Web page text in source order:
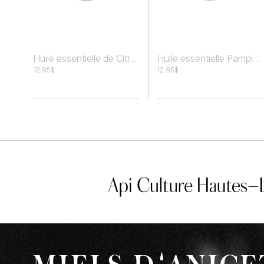
Huile essentielle de Citron
12.95$
Huile essentielle Pamplemousse
12.95$